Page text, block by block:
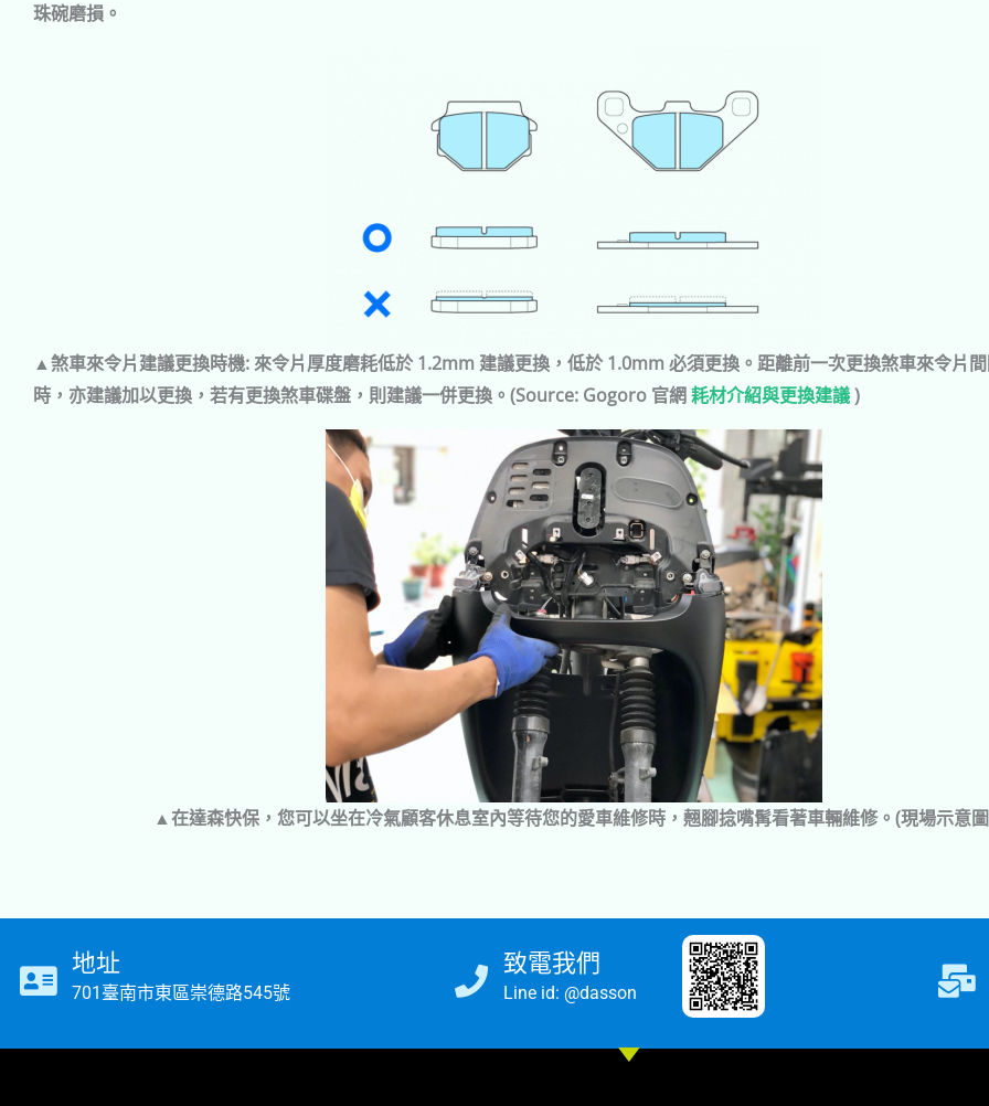
珠碗磨損。
▲煞車來令片建議更換時機: 來令片厚度磨耗低於 1.2mm 建議更換，低於 1.0mm 必須更換。距離前一次更換煞車來令片
時，亦建議加以更換，若有更換煞車碟盤，則建議一併更換。(Source: Gogoro 官網耗材介紹與更換建議)
▲在達森快保，您可以坐在冷氣顧客休息室內等待您的愛車維修時，翹腳捻嘴髯看著車輛維修。(現場示意
地址
701臺南市東區崇德路545號
致電我們
Line id: @dasson